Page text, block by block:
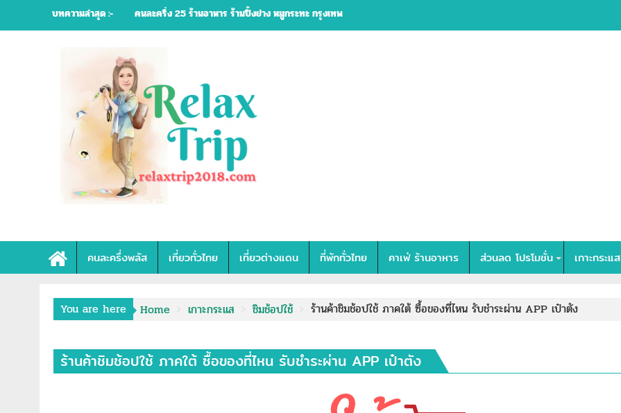
บทความล่าสุด :- คนละครึ่ง 25 ร้านอาหาร ร้านปิ้งย่าง หมูกระทะ กรุงเทพ
คนละครึ่งพลัส เที่ยวทั่วไทย เที่ยวต่างแดน ที่พักทั่วไทย คาเฟ่ ร้านอาหาร ส่วนลด โปรโมชั่น เกาะกระแส
You are here Home เกาะกระแส ชิมช้อปใช้ ร้านค้าชิมช้อปใช้ ภาคใต้ ซื้อของที่ไหน รับชำระผ่าน APP เป๋าตัง
ร้านค้าชิมช้อปใช้ ภาคใต้ ซื้อของที่ไหน รับชำระผ่าน APP เป๋าตัง